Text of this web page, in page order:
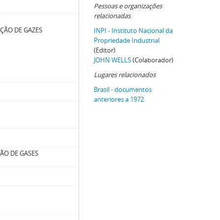
DE GAZES
DE GASES
Pessoas e organizações
relacionadas
INPI - Instituto Nacional da
Propriedade Industrial
(Editor)
JOHN WELLS(Colaborador)
Lugares relacionados
Brasil - documentos
anteriores a 1972